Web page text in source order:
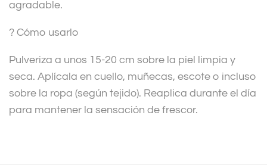
agradable.
? Cómo usarlo
Pulveriza a unos 15-20 cm sobre la piel limpia y
seca. Aplícala en cuello, muñecas, escote o incluso
sobre la ropa (según tejido). Reaplica durante el día
para mantener la sensación de frescor.